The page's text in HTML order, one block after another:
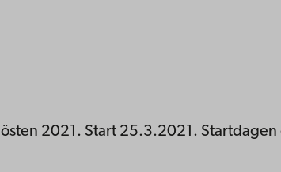
2021. Start 25.3.2021. Startdagen